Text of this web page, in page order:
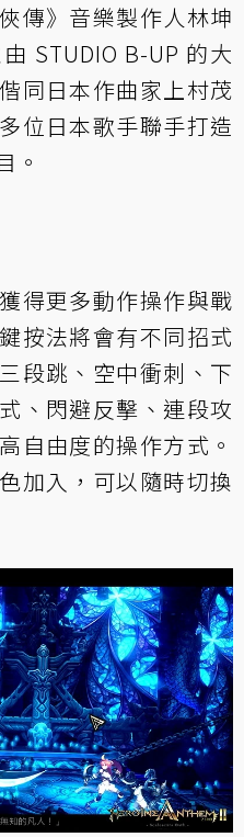
傳》音樂製作人林坤
STUDIO B-UP 的大
同日本作曲家上村茂
位日本歌手聯手打造
。
得更多動作操作與戰
按法將會有不同招式
段跳、空中衝刺、下
、閃避反擊、連段攻
自由度的操作方式。
加入，可以隨時切換